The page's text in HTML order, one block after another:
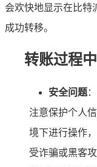
会欢快地显示在比特
成功转移。
转账过程
安全问题
注意保护个人
境下进行操作
受诈骗或黑客